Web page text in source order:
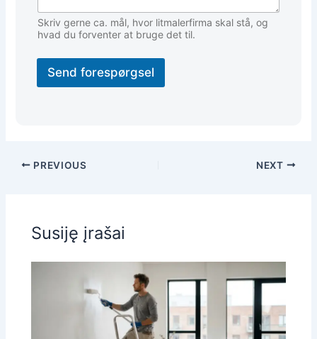
Skriv gerne ca. mål, hvor litmalerfirma skal stå, og
hvad du forventer at bruge det til.
Send forespørgsel
PREVIOUS NEXT
Susiję įrašai